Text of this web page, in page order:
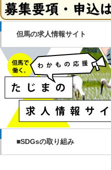
但馬の求人情報サイト
■SDGsの取り組み